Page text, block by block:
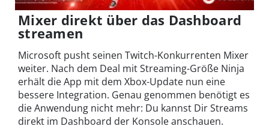
Mixer direkt über das Dashboard
streamen
Microsoft pusht seinen Twitch-Konkurrenten Mixer
weiter. Nach dem Deal mit Streaming-Größe Ninja
erhält die App mit dem Xbox-Update nun eine
bessere Integration. Genau genommen benötigt es
die Anwendung nicht mehr: Du kannst Dir Streams
direkt im Dashboard der Konsole anschauen.